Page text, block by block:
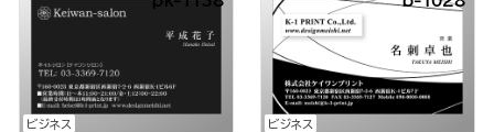
ビジネス ビジネス